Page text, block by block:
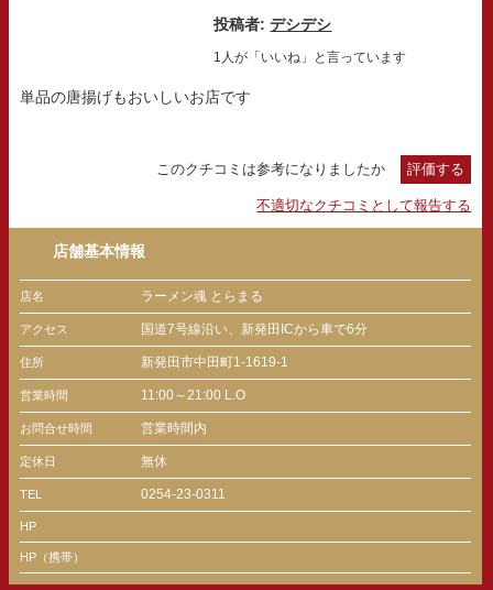
投稿者:デシデシ
1人が「いいね」と言っています
単品の唐揚げもおいしいお店です
このクチコミは参考になりましたか 評価する
不適切なクチコミとして報告する
店舗基本情報
店名 ラーメン魂 とらまる
アクセス 国道7号線沿い、新発田ICから車で6分
住所 新発田市中田町1-1619-1
営業時間 11:00～21:00 L.O
お問合せ時間 営業時間内
定休日 無休
TEL 0254-23-0311
HP
HP（携帯）